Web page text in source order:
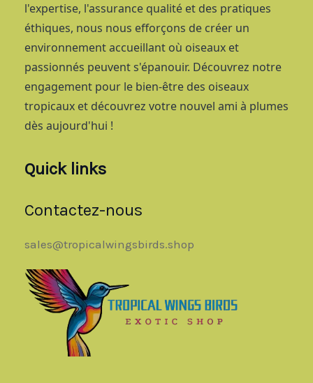
l'expertise, l'assurance qualité et des pratiques
éthiques, nous nous efforçons de créer un
environnement accueillant où oiseaux et
passionnés peuvent s'épanouir. Découvrez notre
engagement pour le bien-être des oiseaux
tropicaux et découvrez votre nouvel ami à plumes
dès aujourd'hui !
Quick links
Contactez-nous
sales@tropicalwingsbirds.shop